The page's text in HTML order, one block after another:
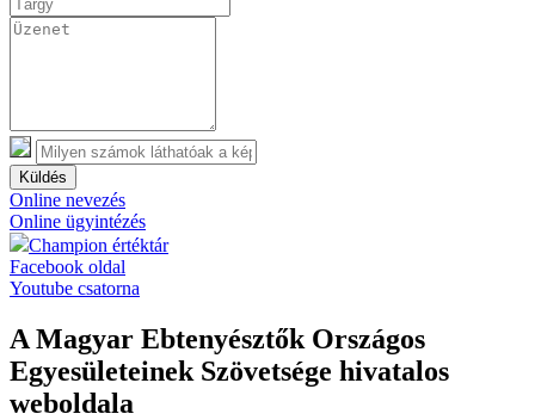
Küldés
Online nevezés
Online ügyintézés
Champion értéktár
Facebook oldal
Youtube csatorna
A Magyar Ebtenyésztők Országos
Egyesületeinek Szövetsége hivatalos
weboldala